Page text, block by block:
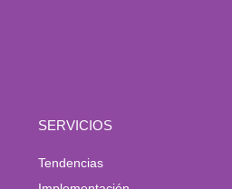
SERVICIOS
Tendencias